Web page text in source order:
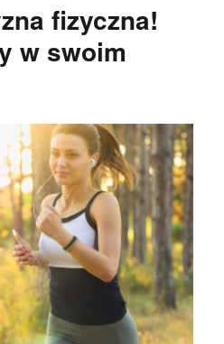
fizyczna!
w swoim